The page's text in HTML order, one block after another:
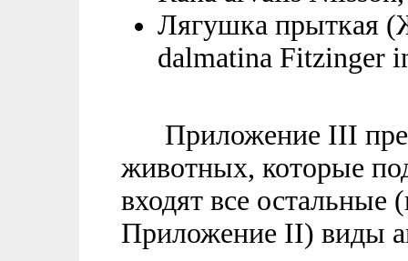
Лягушка прыткая
dalmatina Fitzinger
Приложение III
животных, которые
входят все
Приложение II) виды